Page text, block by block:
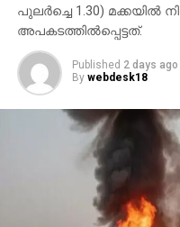
പുലര്‍ച്ചെ 1.30) മക്കയില്‍
അപകടത്തില്‍പ്പെട്ടത്.
Published 2 days ago
By webdesk18